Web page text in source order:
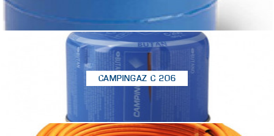
CAMPINGAZ C 206